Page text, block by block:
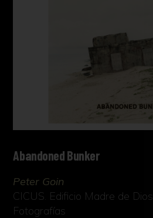
Abandoned Bunker
Peter Goin
CICUS. Edificio Madre de Dios
Fotografías